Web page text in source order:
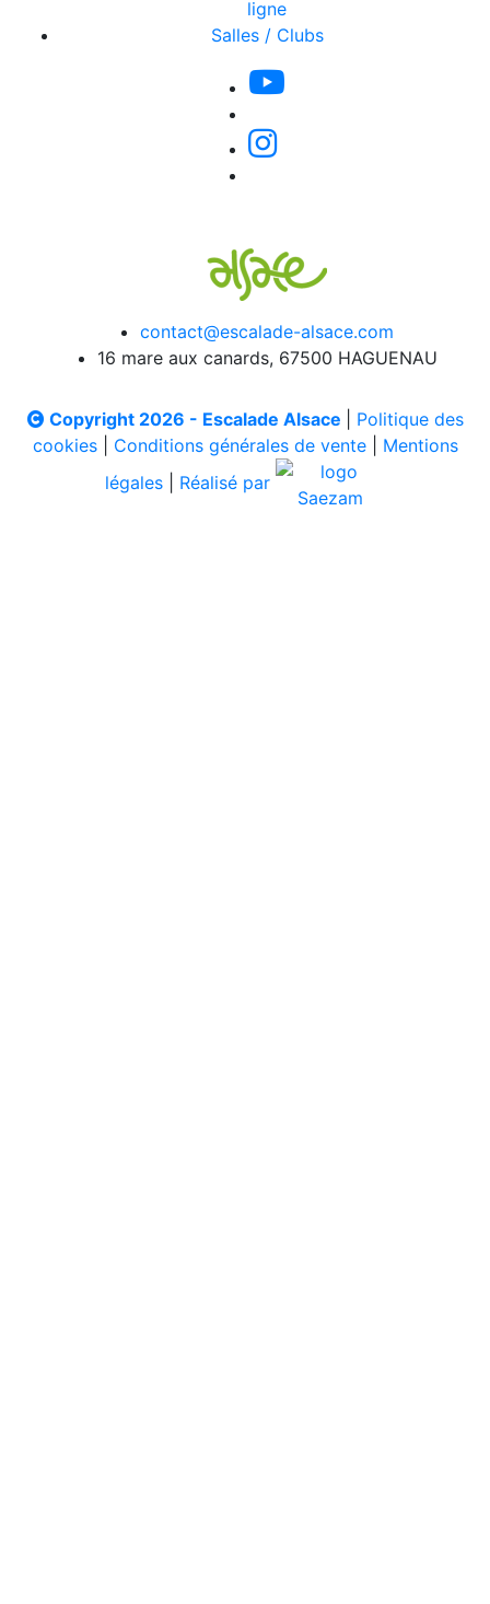
ligne
Salles / Clubs
contact@escalade-alsace.com
16 mare aux canards, 67500 HAGUENAU
Copyright 2026 - Escalade Alsace
Politique des
cookies| Conditions générales de vente| Mentions
légales
Réalisé par